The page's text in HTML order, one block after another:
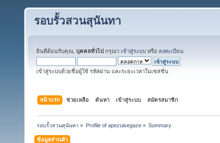
รอบรั้วสวนสุนันทา
ยินดีต้อนรับคุณ, บุคคลทั่วไป กรุณา เข้าสู่ระบบ หรือ ลงทะเบียน
เข้าสู่ระบบด้วยชื่อผู้ใช้ รหัสผ่าน และระยะเวลาในเซสชั่น
หน้าแรก ช่วยเหลือ ค้นหา เข้าสู่ระบบ สมัครสมาชิก
รอบรั้วสวนสุนันทา » Profile of apezuisegaze» Summary
ข้อมูลส่วนตัว